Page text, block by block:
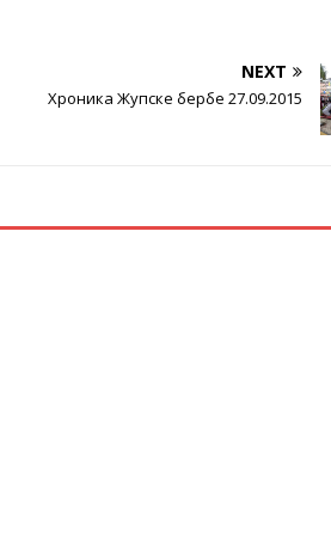
NEXT
Хроника Жупске бербе 27.09.2015